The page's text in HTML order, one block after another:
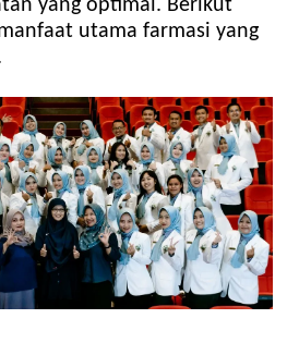
yang optimal. Berikut
utama farmasi yang